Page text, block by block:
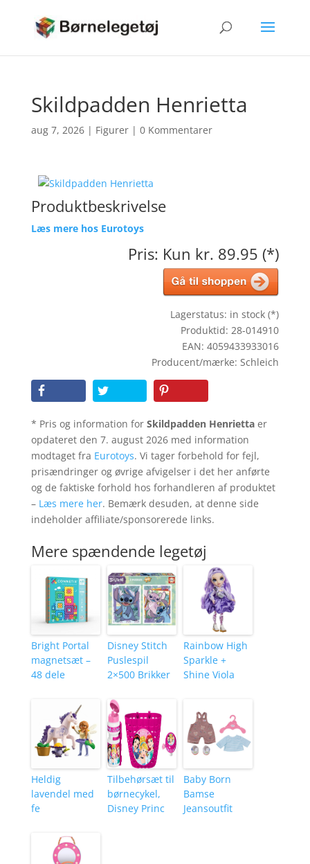
Skildpadden Henrietta
aug 7, 2026| Figurer| 0 Kommentarer
Produktbeskrivelse
Læs mere hos Eurotoys
Pris: Kun kr. 89.95 (*)
Lagerstatus: in stock (*)
Produktid: 28-014910
EAN: 4059433933016
Producent/mærke: Schleich
* Pris og information for Skildpadden Henriettaer
opdateret den 7. august 2026 med information
modtaget fra Eurotoys. Vi tager forbehold for fejl,
prisændringer og øvrige afvigelser i det her anførte
og de faktiske forhold hos forhandleren af produktet
– Læs mere her. Bemærk desuden, at denne side
indeholder affiliate/sponsorerede links.
Mere spændende legetøj
Bright Portal
magnetsæt –
48 dele
Disney Stitch
Puslespil
2×500 Brikker
Rainbow High
Sparkle +
Shine Viola
Heldig
lavendel med
fe
Tilbehørsæt til
børnecykel,
Disney Princ
Baby Born
Bamse
Jeansoutfit